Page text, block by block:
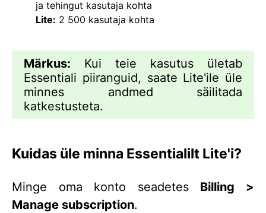
ja tehingut kasutaja kohta
Lite: 2 500 kasutaja kohta
Märkus: Kui teie kasutus ületab
Essentiali piiranguid, saate Lite'ile üle
minnes andmed säilitada
katkestusteta.
Kuidas üle minna Essentialilt Lite'i?
Minge oma konto seadetes Billing >
Manage subscription.